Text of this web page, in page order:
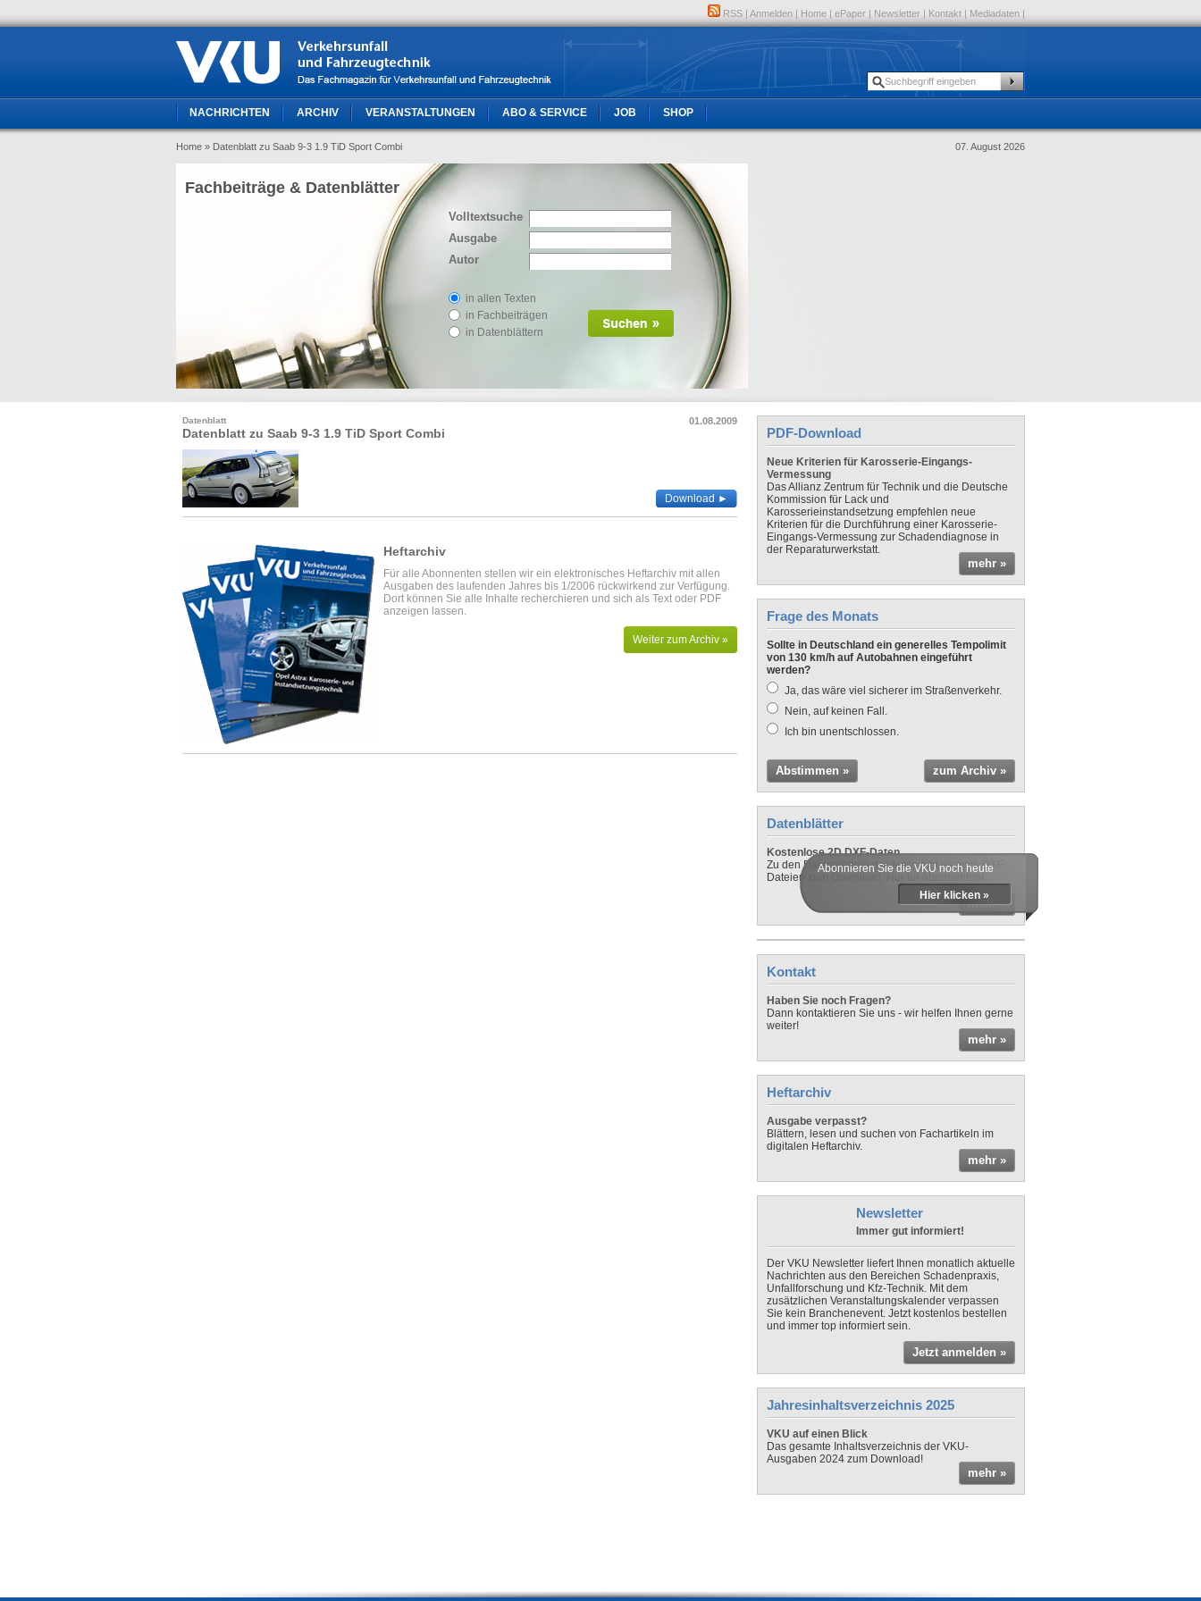
RSS | Anmelden | Home | ePaper | Newsletter | Kontakt | Mediadaten |
NACHRICHTEN ARCHIV VERANSTALTUNGEN ABO & SERVICE JOB SHOP
Home » Datenblatt zu Saab 9-3 1.9 TiD Sport Combi 07. August 2026
Volltextsuche
Ausgabe
Autor
in allen Texten
in Fachbeiträgen
in Datenblättern
Fachbeiträge & Datenblätter
01.08.2009
Datenblatt
Datenblatt zu Saab 9-3 1.9 TiD Sport Combi
Download ►
Heftarchiv
Für alle Abonnenten stellen wir ein elektronisches Heftarchiv mit allen
Ausgaben des laufenden Jahres bis 1/2006 rückwirkend zur Verfügung.
Dort können Sie alle Inhalte recherchieren und sich als Text oder PDF
anzeigen lassen.
Weiter zum Archiv »
PDF-Download
Neue Kriterien für Karosserie-Eingangs-
Vermessung
Das Allianz Zentrum für Technik und die Deutsche
Kommission für Lack und
Karosserieinstandsetzung empfehlen neue
Kriterien für die Durchführung einer Karosserie-
Eingangs-Vermessung zur Schadendiagnose in
der Reparaturwerkstatt.
mehr »
Frage des Monats
Sollte in Deutschland ein generelles Tempolimit
von 130 km/h auf Autobahnen eingeführt
werden?
Ja, das wäre viel sicherer im Straßenverkehr.
Nein, auf keinen Fall.
Ich bin unentschlossen.
Abstimmen » zum Archiv »
Datenblätter
Kostenlose 2D DXF-Daten
Zu den Datenblättern der Autos gibt es auch DXF-
Dateien zum Download. Nur für Abonnenten!
mehr »
Abonnieren Sie die VKU noch heute
Hier klicken »
Kontakt
Haben Sie noch Fragen?
Dann kontaktieren Sie uns - wir helfen Ihnen gerne
weiter!
mehr »
Heftarchiv
Ausgabe verpasst?
Blättern, lesen und suchen von Fachartikeln im
digitalen Heftarchiv.
mehr »
Newsletter
Immer gut informiert!
Der VKU Newsletter liefert Ihnen monatlich aktuelle
Nachrichten aus den Bereichen Schadenpraxis,
Unfallforschung und Kfz-Technik. Mit dem
zusätzlichen Veranstaltungskalender verpassen
Sie kein Branchenevent. Jetzt kostenlos bestellen
und immer top informiert sein.
Jetzt anmelden »
Jahresinhaltsverzeichnis 2025
VKU auf einen Blick
Das gesamte Inhaltsverzeichnis der VKU-
Ausgaben 2024 zum Download!
mehr »